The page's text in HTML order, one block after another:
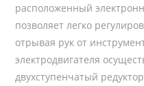
расположенный
позволяет легко
отрывая рук от
электродвигателя
двухступенчатый